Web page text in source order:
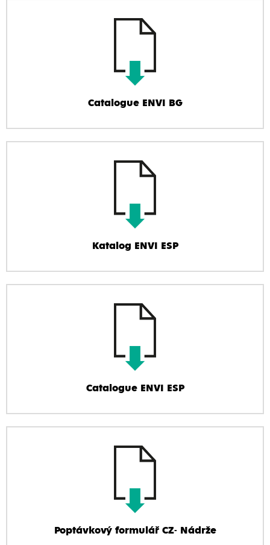
Catalogue ENVI BG
Katalog ENVI ESP
Catalogue ENVI ESP
Poptávkový formulář CZ- Nádrže